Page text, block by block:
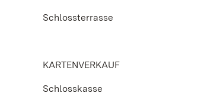
Schlossterrasse
KARTENVERKAUF
Schlosskasse